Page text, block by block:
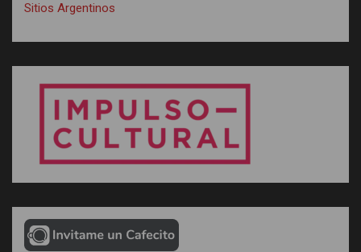
Sitios Argentinos